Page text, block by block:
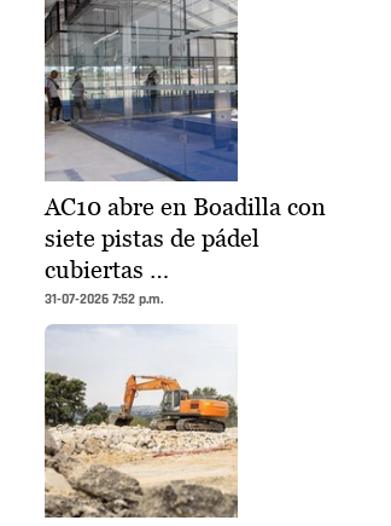
AC10 abre en Boadilla con
siete pistas de pádel
cubiertas …
31-07-2026 7:52 p.m.